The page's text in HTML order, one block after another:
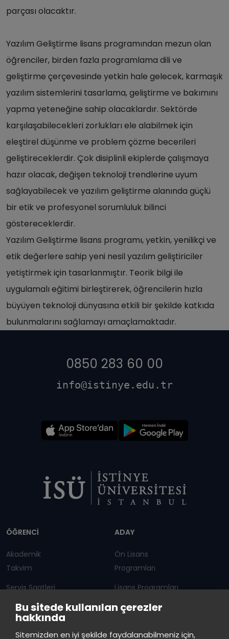
Bu sitede kullanılan çerezler
hakkında
Sitemizden en iyi şekilde faydalanabilmeniz için,
parçası olacaktır.
Yazılım Geliştirme lisans programından mezun olan
öğrenciler, birden fazla programlama dili ve
geliştirme çerçevesinde yetkin hale gelecek, karmaşık
yazılım sistemlerini tasarlama, geliştirme ve bakımını
yapma yeteneğine sahip olacaklardır. Sektörde
karşılaşabilecekleri zorlukları ele alabilmek için
eleştirel düşünme ve problem çözme becerileri
geliştireceklerdir. Çok disiplinli ekiplerde çalışmaya
hazır olacak, değişen teknoloji trendlerine uyum
sağlayabilecek ve yazılım geliştirme alanında güçlü
bir etik ve profesyonel sorumluluk bilinci
göstereceklerdir.
Yazılım Geliştirme lisans programı, yetkin, yenilikçi ve
etik değerlere sahip yeni nesil yazılım geliştiriciler
yetiştirmek için tasarlanmıştır. Teorik bilgi ile
uygulamalı eğitimi birleştirerek, öğrencilerin hızla
büyüyen teknoloji dünyasına etkili bir şekilde katkıda
bulunmalarını sağlamayı amaçlamaktadır.
0850 283 60 00
info@istinye.edu.tr
ÖĞRENCİ
Akademik
Takvim
Servis Saatleri
Duyurular
ADAY
Ön Lisans
Programları
Lisans Programları
Lisansüstü